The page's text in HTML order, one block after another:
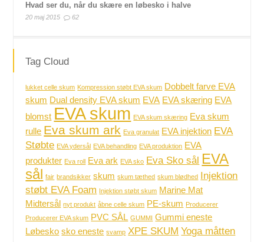
Hvad ser du, når du skære en løbesko i halve
20 maj 2015 62
Tag Cloud
lukket celle skum Kompression støbt EVA skum Dobbelt farve EVA
skum Dual density EVA skum EVA EVA skæring EVA
blomst EVA skum EVA skum skæring Eva skum
rulle Eva skum ark Eva granulat EVA injektion EVA
Støbte EVA ydersål EVA behandling EVA produktion EVA
produkter Eva roll Eva ark EVA sko Eva Sko sål EVA
sål fair brandsikker skum skum tæthed skum blødhed Injektion
støbt EVA Foam
Injektion støbt skum Marine Mat
Midtersål nyt produkt åbne celle skum PE-skum Producerer
Producerer EVA skum PVC SÅL GUMMI
Gummi eneste
Løbesko sko eneste svamp XPE SKUM Yoga måtten